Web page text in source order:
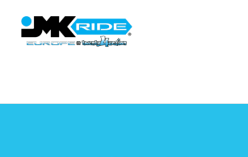
Inhalt
springen